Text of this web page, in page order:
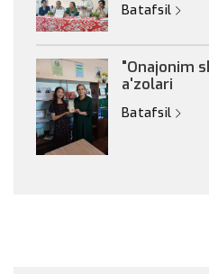
Batafsil
"Onajonim
a'zolari
Batafsil